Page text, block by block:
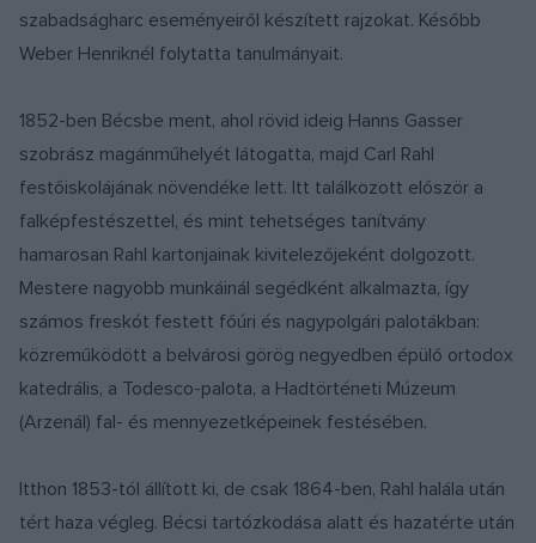
szabadságharc eseményeiről készített rajzokat. Később
Weber Henriknél folytatta tanulmányait.
1852-ben Bécsbe ment, ahol rövid ideig Hanns Gasser
szobrász magánműhelyét látogatta, majd Carl Rahl
festőiskolájának növendéke lett. Itt találkozott először a
falképfestészettel, és mint tehetséges tanítvány
hamarosan Rahl kartonjainak kivitelezőjeként dolgozott.
Mestere nagyobb munkáinál segédként alkalmazta, így
számos freskót festett főúri és nagypolgári palotákban:
közreműködött a belvárosi görög negyedben épülő ortodox
katedrális, a Todesco-palota, a Hadtörténeti Múzeum
(Arzenál) fal- és mennyezetképeinek festésében.
Itthon 1853-tól állított ki, de csak 1864-ben, Rahl halála után
tért haza végleg. Bécsi tartózkodása alatt és hazatérte után